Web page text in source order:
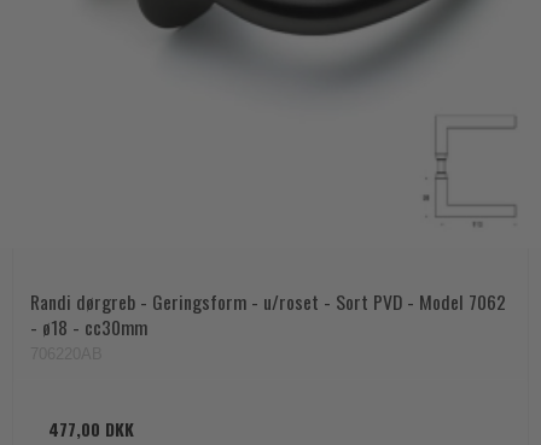
Randi dørgreb - Geringsform - u/roset - Sort PVD - Model 7062
- ø18 - cc30mm
477,00 DKK